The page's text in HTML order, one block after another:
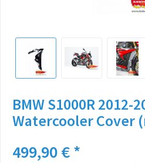
BMW S1000R 2012-
Watercooler Cover
499,90 € *